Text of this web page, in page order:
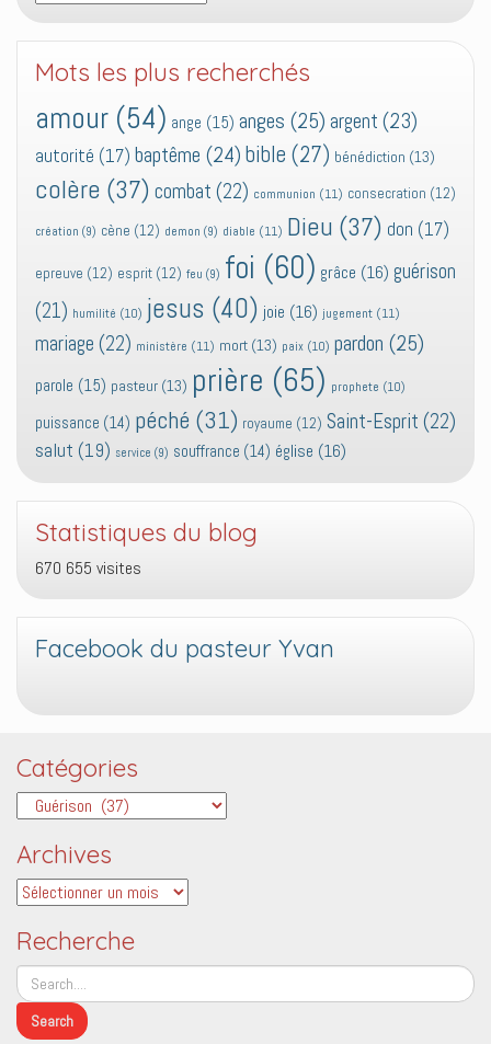
Mots les plus recherchés
amour (54) ange (15) anges (25) argent (23)
autorité (17) baptême (24) bible (27) bénédiction (13)
colère (37) combat (22) communion (11) consecration (12)
création (9) cène (12) demon (9) diable (11) Dieu (37) don (17)
epreuve (12) esprit (12) feu (9) foi (60) grâce (16) guérison
(21) humilité (10) jesus (40) joie (16) jugement (11)
mariage (22) ministère (11) mort (13) paix (10) pardon (25)
parole (15) pasteur (13) prière (65) prophete (10)
puissance (14) péché (31) royaume (12) Saint-Esprit (22)
salut (19) service (9) souffrance (14) église (16)
Statistiques du blog
670 655 visites
Facebook du pasteur Yvan
Catégories
Catégories
Archives
Archives
Recherche